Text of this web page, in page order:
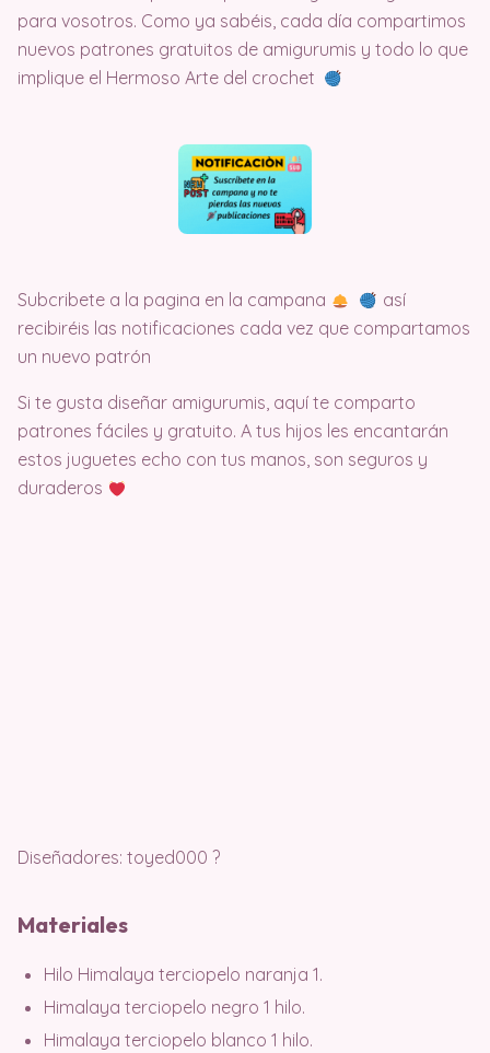
para vosotros. Como ya sabéis, cada día compartimos
nuevos patrones gratuitos de amigurumis y todo lo que
implique el Hermoso Arte del crochet
Subcribete a la pagina en la campana
así
recibiréis las notificaciones cada vez que compartamos
un nuevo patrón
Si te gusta diseñar amigurumis, aquí te comparto
patrones fáciles y gratuito. A tus hijos les encantarán
estos juguetes echo con tus manos, son seguros y
duraderos
Diseñadores: toyed000 ?
Materiales
Hilo Himalaya terciopelo naranja 1.
Himalaya terciopelo negro 1 hilo.
Himalaya terciopelo blanco 1 hilo.